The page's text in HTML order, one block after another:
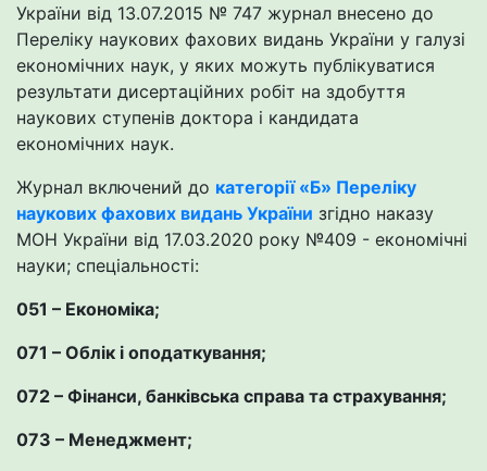
України від 13.07.2015 № 747 журнал внесено до
Переліку наукових фахових видань України у галузі
економічних наук, у яких можуть публікуватися
результати дисертаційних робіт на здобуття
наукових ступенів доктора і кандидата
економічних наук.
Журнал включений до категорії «Б» Переліку
наукових фахових видань України згідно наказу
МОН України від 17.03.2020 року №409 - економічні
науки; спеціальності:
051 – Економіка;
071 – Облік і оподаткування;
072 – Фінанси, банківська справа та страхування;
073 – Менеджмент;